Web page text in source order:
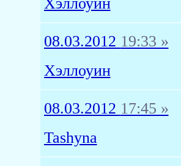
08.03.2012 19:33 »
Хэллоуин
08.03.2012 17:45 »
Tashyna